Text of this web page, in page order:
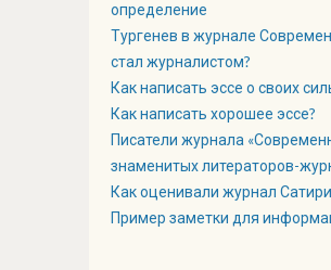
определение
Тургенев в журнале
стал журналистом?
Как написать эссе о своих
Как написать хорошее эссе?
Писатели журнала
знаменитых литераторов-
Как оценивали журнал
Пример заметки для